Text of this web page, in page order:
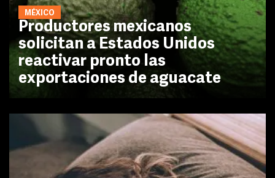
MÉXICO
Productores mexicanos
solicitan a Estados Unidos
reactivar pronto las
exportaciones de aguacate